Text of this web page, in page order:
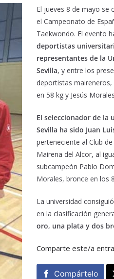
El jueves 8 de mayo se
el Campeonato de
Taekwondo. El evento
deportistas
representantes de la
Sevilla, y entre los
deportistas
en 58 kg y Jesús
El seleccionador de la
Sevilla ha sido Juan
perteneciente al Club
Mairena del Alcor, al
subcampeón Pablo
Morales, bronce en los
La universidad
en la clasificación
oro, una plata y dos
Comparte este/a
Compártelo